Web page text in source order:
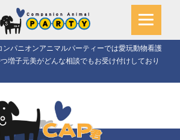
ンパニオンアニマルパーティーでは愛玩動物看護
増子元美がどんな相談でもお受け付けしており